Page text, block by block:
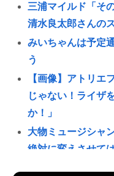
三浦マイルド「そ
清水良太郎さんの
みいちゃんは予定
う
【画像】アトリエ
じゃない！ライザ
か！」
大物ミュージシャ
絶対に変えさせて